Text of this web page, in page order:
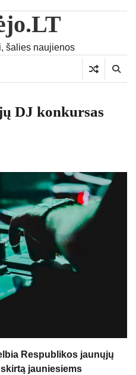
šalies naujienos
DJ konkursas
Respublikos jaunųjų
skirtą jauniesiems